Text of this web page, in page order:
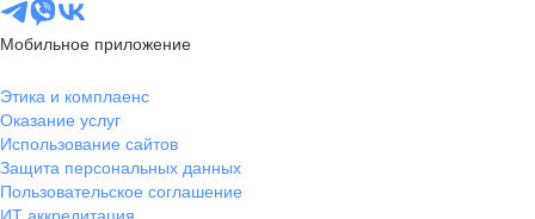
Мобильное приложение
Этика и комплаенс
Оказание услуг
Использование сайтов
Защита персональных данных
Пользовательское соглашение